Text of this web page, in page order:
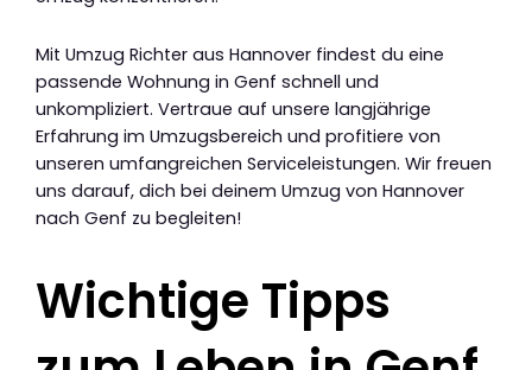
Mit Umzug Richter aus Hannover findest du eine
passende Wohnung in Genf schnell und
unkompliziert. Vertraue auf unsere langjährige
Erfahrung im Umzugsbereich und profitiere von
unseren umfangreichen Serviceleistungen. Wir freuen
uns darauf, dich bei deinem Umzug von Hannover
nach Genf zu begleiten!
Wichtige Tipps